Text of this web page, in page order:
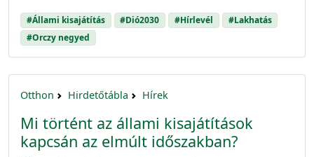
#Állami kisajátítás #Dió2030 #Hírlevél
#Lakhatás
#Orczy negyed
Otthon Hirdetőtábla Hírek
Mi történt az állami kisajátítások
kapcsán az elmúlt időszakban?